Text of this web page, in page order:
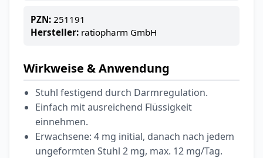
PZN: 251191
Hersteller: ratiopharm GmbH
Wirkweise & Anwendung
Stuhl festigend durch Darmregulation.
Einfach mit ausreichend Flüssigkeit
einnehmen.
Erwachsene: 4 mg initial, danach nach jedem
ungeformten Stuhl 2 mg, max. 12 mg/Tag.